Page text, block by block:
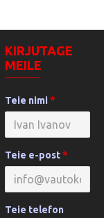
KIRJUTAGE
MEILE
Teie nimi
Teie e-post
Teie telefon